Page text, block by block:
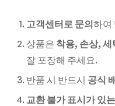
고객센터로 문의하여
상품은 착용, 손상, 세
잘 포장해 주세요.
반품 시 반드시 공식
교환 불가 표시가 있